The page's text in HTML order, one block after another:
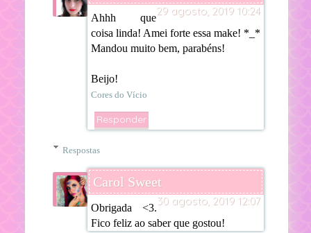
29 agosto, 2019 10:24
Ahhh que
coisa linda! Amei forte essa make! *_*
Mandou muito bem, parabéns!
Beijo!
Cores do Vício
Responder
Respostas
Carol Sweet
30 agosto, 2019 12:07
Obrigada <3.
Fico feliz ao saber que gostou!